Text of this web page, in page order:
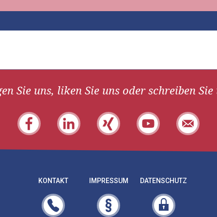
Sie uns, liken Sie uns oder schreiben Sie
KONTAKT IMPRESSUM DATENSCHUTZ